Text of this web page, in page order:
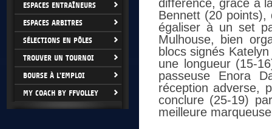
ESPACES ENTRAÎNEURS
ESPACES ARBITRES
SÉLECTIONS EN PÔLES
TROUVER UN TOURNOI
BOURSE À L'EMPLOI
MY COACH BY FFVOLLEY
différence, grâce à
Bennett (20 points),
égaliser à un set
Mulhouse, bien
blocs signés
une longueur (15-
passeuse Enora
réception adverse,
conclure (25-19)
meilleure